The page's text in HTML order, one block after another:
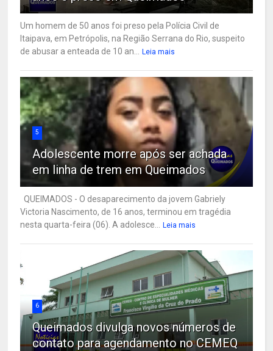
Um homem de 50 anos foi preso pela Polícia Civil de
Itaipava, em Petrópolis, na Região Serrana do Rio, suspeito
de abusar a enteada de 10 an...
Leia mais
5
Adolescente morre após ser achada
em linha de trem em Queimados
QUEIMADOS - O desaparecimento da jovem Gabriely
Victoria Nascimento, de 16 anos, terminou em tragédia
nesta quarta-feira (06). A adolesce...
Leia mais
6
Queimados divulga novos números de
contato para agendamento no CEMEQ